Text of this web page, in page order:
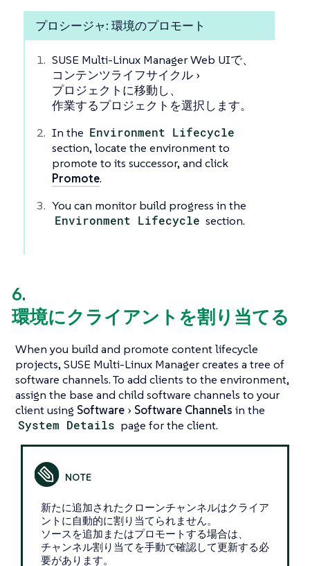
プロシージャ: 環境のプロモート
SUSE Multi-Linux Manager Web UIで、
コンテンツライフサイクル
プロジェクト に移動し、
作業するプロジェクトを選択します。
In the Environment Lifecycle
section, locate the environment to
promote to its successor, and click
Promote.
You can monitor build progress in the
Environment Lifecycle section.
6.
環境にクライアントを割り当てる
When you build and promote content lifecycle
projects, SUSE Multi-Linux Manager creates a tree of
software channels. To add clients to the environment,
assign the base and child software channels to your
client using Software Software Channels in the
System Details page for the client.
新たに追加されたクローンチャンネルはクライア
ントに自動的に割り当てられません。
ソースを追加またはプロモートする場合は、
チャンネル割り当てを手動で確認して更新する必
要があります。